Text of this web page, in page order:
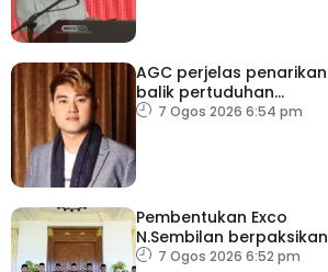
AGC perjelas penarikan
balik pertuduhan
terhadap Nicky Liow
7 Ogos 2026 6:54 pm
Pembentukan Exco
N.Sembilan berpaksikan
cekap, integriti dan kerja
7 Ogos 2026 6:52 pm